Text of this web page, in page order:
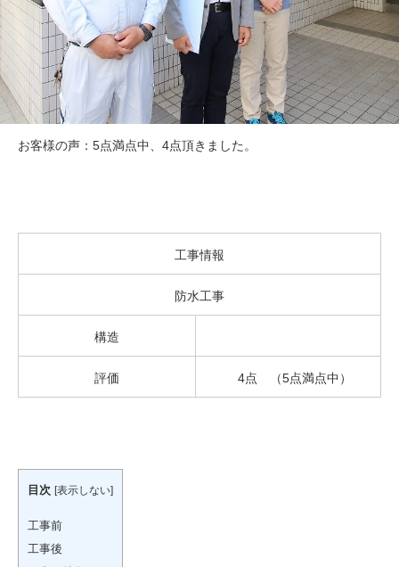
お客様の声：5点満点中、4点頂きました。
工事情報
防水工事
構造
評価 4点 （5点満点中）
目次 [表示しない]
工事前
工事後